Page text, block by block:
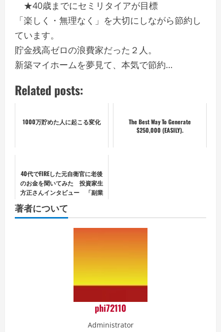
★40歳までにセミリタイアが目標
「楽しく・無理なく」を大切にしながら節約し
ています。
貯金残高ゼロの浪費家だった２人。
新築マイホームを夢見て、本気で節約…
Related posts:
1000万貯めた人に起こる変化
The Best Way To Generate
$250,000 (EASILY).
40代でFIREした元自衛官に老後
のお金を聞いてみた 投資家生
方正さんインタビュー 「副業
るFIRE入門 節約、ポイ活からで
も資産1億円を築く方法」出版記
著者について
phi72110
Administrator